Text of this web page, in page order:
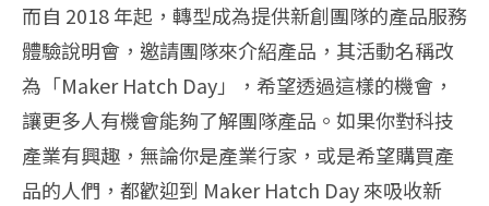
而自 2018 年起，轉型成為提供新創團隊的產品服務
體驗說明會，邀請團隊來介紹產品，其活動名稱改
為「Maker Hatch Day」，希望透過這樣的機會，
讓更多人有機會能夠了解團隊產品。如果你對科技
產業有興趣，無論你是產業行家，或是希望購買產
品的人們，都歡迎到 Maker Hatch Day 來吸收新